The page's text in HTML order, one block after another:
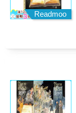
Readmoo